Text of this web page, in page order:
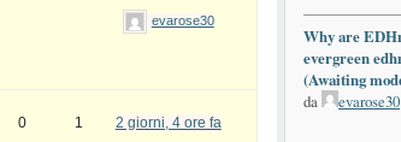
evarose30
0 1 2 giorni, 4 ore fa
Why are
evergreen
(Awaiting
da
evarose30